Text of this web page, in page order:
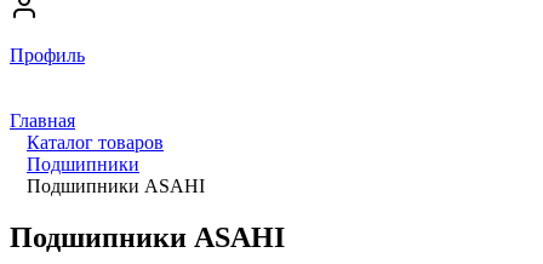
Профиль
Главная
Каталог товаров
Подшипники
Подшипники ASAHI
Подшипники ASAHI